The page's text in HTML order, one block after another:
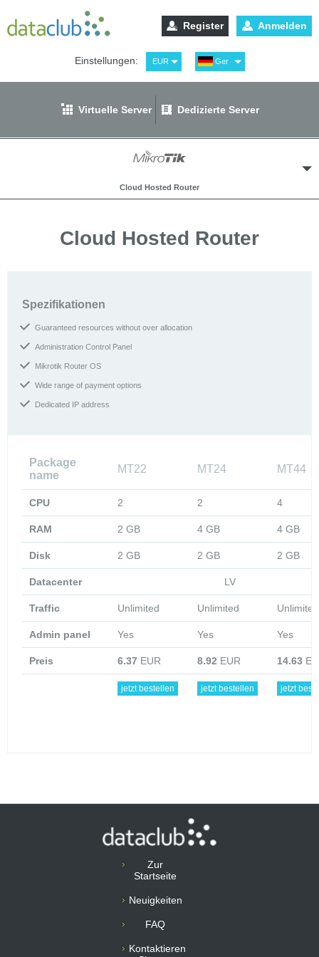
Register Anmelden
Einstellungen: EUR
USD
Ger
Eng
Virtuelle Server Dedizierte Server
Windows Virtuelle Server
Cloud Hosted Router
Cloud Hosted Router
Spezifikationen
Guaranteed resources without over allocation
Administration Control Panel
Mikrotik Router OS
Wide range of payment options
Dedicated IP address
Package
name
MT22 MT24 MT44
CPU 2 2 4
RAM 2 GB 4 GB 4 GB
Disk 2 GB 2 GB 2 GB
Datacenter LV
Traffic Unlimited Unlimited Unlimited
Admin panel Yes Yes Yes
Preis 6.37 EUR 8.92 EUR 14.63
jetzt bestellen jetzt bestellen jetzt
Zur
Startseite
Neuigkeiten
FAQ
Kontaktieren